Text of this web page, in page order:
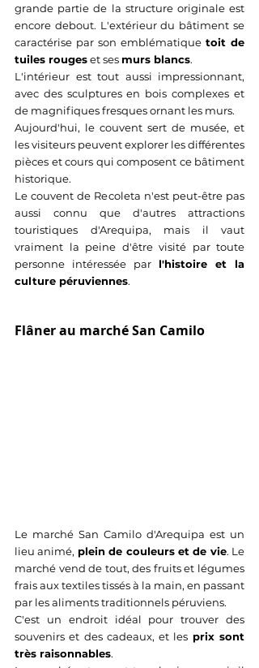
grande partie de la structure originale est
encore debout. L'extérieur du bâtiment se
caractérise par son emblématique toit de
tuiles rouges et ses murs blancs.
L'intérieur est tout aussi impressionnant,
avec des sculptures en bois complexes et
de magnifiques fresques ornant les murs.
Aujourd'hui, le couvent sert de musée, et
les visiteurs peuvent explorer les différentes
pièces et cours qui composent ce bâtiment
historique.
Le couvent de Recoleta n'est peut-être pas
aussi connu que d'autres attractions
touristiques d'Arequipa, mais il vaut
vraiment la peine d'être visité par toute
personne intéressée par l'histoire et la
culture péruviennes.
Flâner au marché San Camilo
Le marché San Camilo d'Arequipa est un
lieu animé, plein de couleurs et de vie. Le
marché vend de tout, des fruits et légumes
frais aux textiles tissés à la main, en passant
par les aliments traditionnels péruviens.
C'est un endroit idéal pour trouver des
souvenirs et des cadeaux, et les prix sont
très raisonnables.